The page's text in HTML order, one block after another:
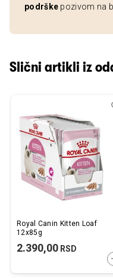
podrške pozivom na
Slični artikli iz
Royal Canin Kitten Loaf
12x85g
2.390,00 RSD